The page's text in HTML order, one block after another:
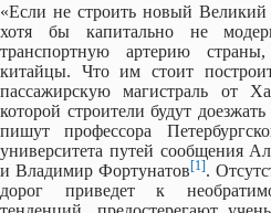
«Если не строить новый
хотя бы капитально не
транспортную артерию
китайцы. Что им стоит
пассажирскую магистраль от
которой строители будут
пишут профессора
университета путей сообщения
и Владимир Фортунатов[1].
дорог приведет к